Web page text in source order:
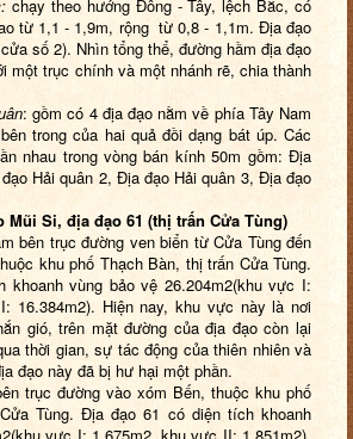
chạy theo hướng Đông - Tây, lệch Bắc, có
từ 1,1 - 1,9m, rộng từ 0,8 - 1,1m. Địa đạo
số 2). Nhìn tổng thể, đường hầm địa đạo
một trục chính và một nhánh rẽ, chia thành
: gồm có 4 địa đạo nằm về phía Tây Nam
trong của hai quả đồi dạng bát úp. Các
nhau trong vòng bán kính 50m gồm: Địa
Hải quân 2, Địa đạo Hải quân 3, Địa đạo
Mũi Si, địa đạo 61 (thị trấn Cửa Tùng)
bên trục đường ven biển từ Cửa Tùng đến
khu phố Thạch Bàn, thị trấn Cửa Tùng.
khoanh vùng bảo vệ 26.204m2(khu vực I:
16.384m2). Hiện nay, khu vực này là nơi
gió, trên mặt đường của địa đạo còn lại
thời gian, sự tác động của thiên nhiên và
đạo này đã bị hư hại một phần.
trục đường vào xóm Bến, thuộc khu phố
Tùng. Địa đạo 61 có diện tích khoanh